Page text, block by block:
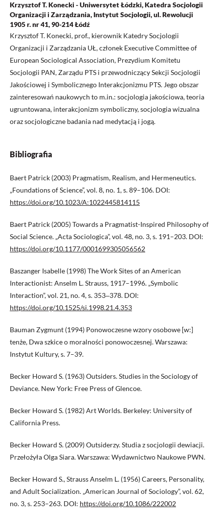
Krzysztof T. Konecki - Uniwersytet Łódzki, Katedra Socjologii
Organizacji i Zarządzania, Instytut Socjologii, ul. Rewolucji
1905 r. nr 41, 90-214 Łódź
Krzysztof T. Konecki, prof., kierownik Katedry Socjologii
Organizacji i Zarządzania UŁ, członek Executive Committee of
European Sociological Association, Prezydium Komitetu
Socjologii PAN, Zarządu PTS i przewodniczący Sekcji Socjologii
Jakościowej i Symbolicznego Interakcjonizmu PTS. Jego obszar
zainteresowań naukowych to m.in.: socjologia jakościowa, teoria
ugruntowana, interakcjonizm symboliczny, socjologia wizualna
oraz socjologiczne badania nad medytacją i jogą.
Bibliografia
Baert Patrick (2003) Pragmatism, Realism, and Hermeneutics.
„Foundations of Science”, vol. 8, no. 1, s. 89–106. DOI:
https://doi.org/10.1023/A:1022445814115
Baert Patrick (2005) Towards a Pragmatist-Inspired Philosophy of
Social Science. „Acta Sociologica”, vol. 48, no. 3, s. 191–203. DOI:
https://doi.org/10.1177/0001699305056562
Baszanger Isabelle (1998) The Work Sites of an American
Interactionist: Anselm L. Strauss, 1917–1996. „Symbolic
Interaction”, vol. 21, no. 4, s. 353‒378. DOI:
https://doi.org/10.1525/si.1998.21.4.353
Bauman Zygmunt (1994) Ponowoczesne wzory osobowe [w:]
tenże, Dwa szkice o moralności ponowoczesnej. Warszawa:
Instytut Kultury, s. 7–39.
Becker Howard S. (1963) Outsiders. Studies in the Sociology of
Deviance. New York: Free Press of Glencoe.
Becker Howard S. (1982) Art Worlds. Berkeley: University of
California Press.
Becker Howard S. (2009) Outsiderzy. Studia z socjologii dewiacji.
Przełożyła Olga Siara. Warszawa: Wydawnictwo Naukowe PWN.
Becker Howard S., Strauss Anselm L. (1956) Careers, Personality,
and Adult Socialization. „American Journal of Sociology”, vol. 62,
no. 3, s. 253–263. DOI: https://doi.org/10.1086/222002